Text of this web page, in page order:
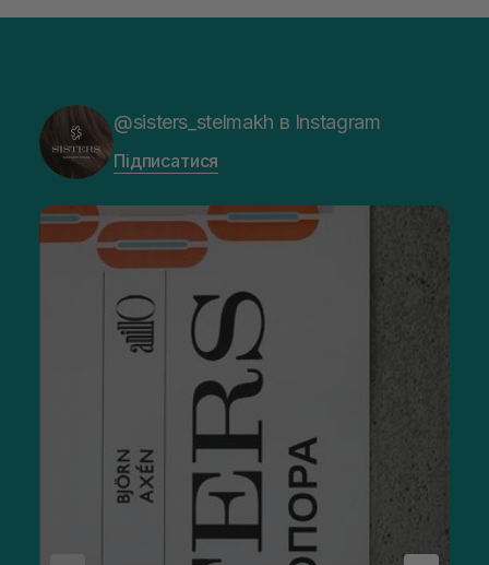
@sisters_stelmakh в Instagram
Підписатися